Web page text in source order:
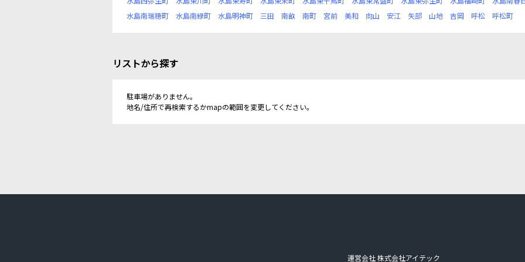
水島南瑞穂町
水島南緑町 水島明神町 三田 南畝 南町 宮前 美和 向山 安江 矢部 山地 吉岡 呼松 呼松町
リストから探す
駐車場がありません。
地名/住所で再検索するかmapの範囲を変更してください。
運営会社 株式会社アイテック